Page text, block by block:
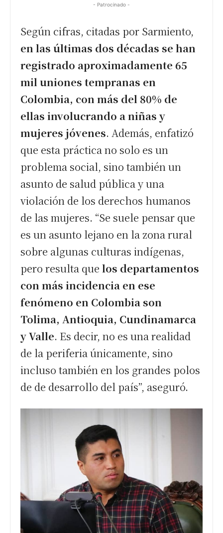
- Patrocinado -
Según cifras, citadas por Sarmiento,
en las últimas dos décadas se han
registrado aproximadamente 65
mil uniones tempranas en
Colombia, con más del 80% de
ellas involucrando a niñas y
mujeres jóvenes. Además, enfatizó
que esta práctica no solo es un
problema social, sino también un
asunto de salud pública y una
violación de los derechos humanos
de las mujeres. “Se suele pensar que
es un asunto lejano en la zona rural
sobre algunas culturas indígenas,
pero resulta que los departamentos
con más incidencia en ese
fenómeno en Colombia son
Tolima, Antioquia, Cundinamarca
y Valle. Es decir, no es una realidad
de la periferia únicamente, sino
incluso también en los grandes polos
de de desarrollo del país”, aseguró.